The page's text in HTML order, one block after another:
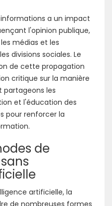
a un impact
l'opinion publique,
médias et les
divisions sociales. Le
de cette propagation
critique sur la manière
les
et l'éducation des
pour renforcer la
de
artificielle, la
de nombreuses formes